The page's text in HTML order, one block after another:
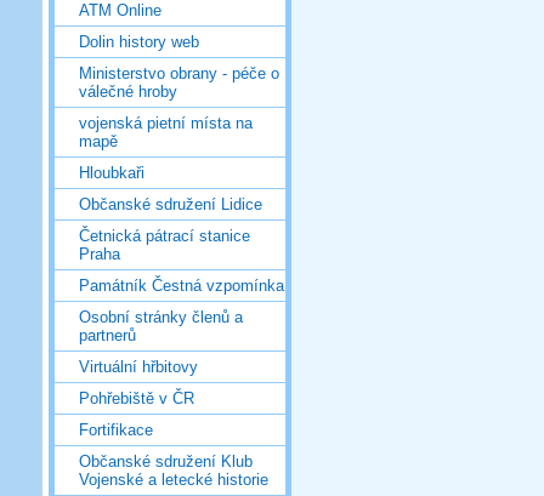
ATM Online
Dolin history web
Ministerstvo obrany - péče o
válečné hroby
vojenská pietní místa na
mapě
Hloubkaři
Občanské sdružení Lidice
Četnická pátrací stanice
Praha
Památník Čestná vzpomínka
Osobní stránky členů a
partnerů
Virtuální hřbitovy
Pohřebiště v ČR
Fortifikace
Občanské sdružení Klub
Vojenské a letecké historie